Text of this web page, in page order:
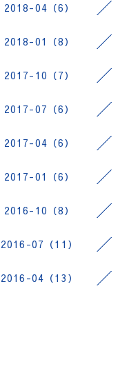
2018-04（6）
2018-01（8）
2017-10（7）
2017-07（6）
2017-04（6）
2017-01（6）
2016-10（8）
2016-07（11）
2016-04（13）